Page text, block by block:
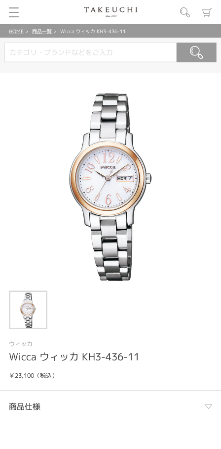
HOME 商品一覧 Wicca ウィッカ KH3-436-11
ウィッカ
Wicca ウィッカ KH3-436-11
￥23,100（税込）
商品仕様